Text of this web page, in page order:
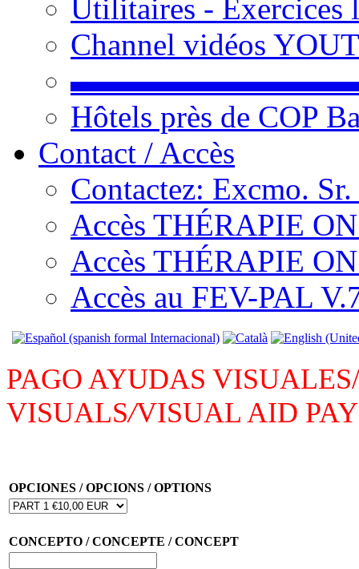
Utilitaires - Exercices
Channel vidéos
Hôtels près de COP
Contact / Accès
Contactez: Excmo.
Accès THÉRAPIE
Accès THÉRAPIE
Accès au FEV-PAL
PAGO AYUDAS
VISUALS/VISUAL AID
OPCIONES / OPCIONS / OPTIONS
CONCEPTO / CONCEPTE / CONCEPT